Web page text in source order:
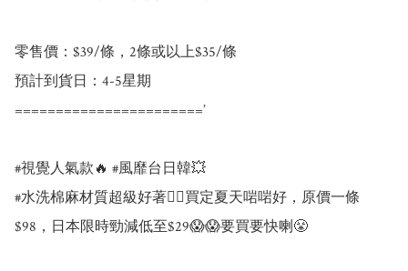
零售價：$39/條，2條或以上$35/條
預計到貨日：4-5星期
=======================’
#視覺人氣款🔥 #風靡台日韓💥
#水洗棉麻材質超級好著👍🏻買定夏天啱啱好，原價一條
$98，日本限時勁減低至$29😱😱要買要快喇😤